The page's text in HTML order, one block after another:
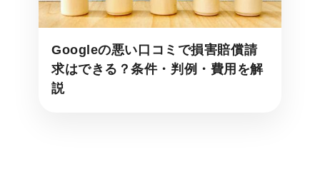
Googleの悪い口コミで損害賠償請
求はできる？条件・判例・費用を解
説